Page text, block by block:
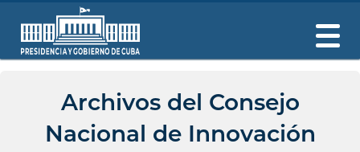
Archivos del Consejo
Nacional de Innovación